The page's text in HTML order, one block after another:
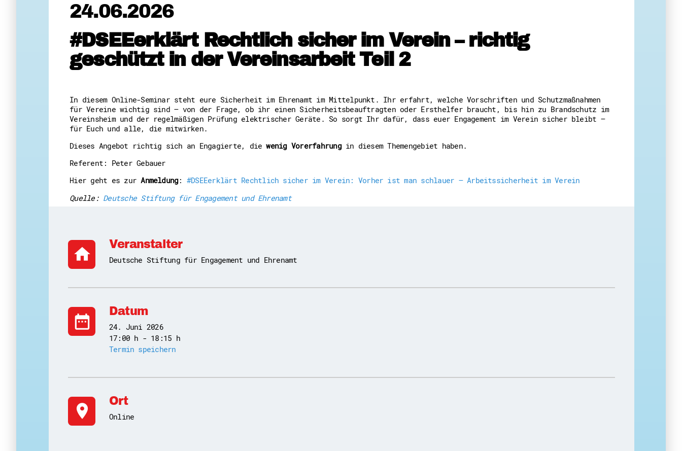
Datenschutz
Erklärung zur Barrierefreiheit
Barriere melden
24.06.2026
#DSEEerklärt Rechtlich sicher im Verein – richtig
geschützt in der Vereinsarbeit Teil 2
In diesem Online-Seminar steht eure Sicherheit im Ehrenamt im Mittelpunkt. Ihr erfahrt, welche Vorschriften und Schutzmaßnahmen
für Vereine wichtig sind – von der Frage, ob ihr einen Sicherheitsbeauftragten oder Ersthelfer braucht, bis hin zu Brandschutz im
Vereinsheim und der regelmäßigen Prüfung elektrischer Geräte. So sorgt Ihr dafür, dass euer Engagement im Verein sicher bleibt –
für Euch und alle, die mitwirken.
Dieses Angebot richtig sich an Engagierte, diewenig Vorerfahrungin diesem Themengebiet haben.
Referent: Peter Gebauer
Hier geht es zurAnmeldung: #DSEEerklärt Rechtlich sicher im Verein: Vorher ist man schlauer – Arbeitssicherheit im Verein
Quelle: Deutsche Stiftung für Engagement und Ehrenamt
home
Veranstalter
Deutsche Stiftung für Engagement und Ehrenamt
date_range
Datum
24. Juni 2026
17:00 h - 18:15 h
Termin speichern
location_on
Ort
Online